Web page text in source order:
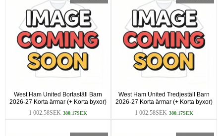
West Ham United Bortaställ Barn
2026-27 Korta ärmar (+ Korta byxor)
1 002.58SEK 380.17SEK
West Ham United Tredjeställ Barn
2026-27 Korta ärmar (+ Korta byxor)
1 002.58SEK 380.17SEK